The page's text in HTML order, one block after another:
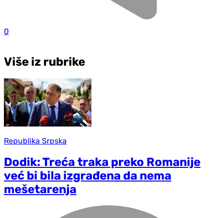
0
Više iz rubrike
Republika Srpska
Dodik: Treća traka preko Romanije
već bi bila izgrađena da nema
mešetarenja